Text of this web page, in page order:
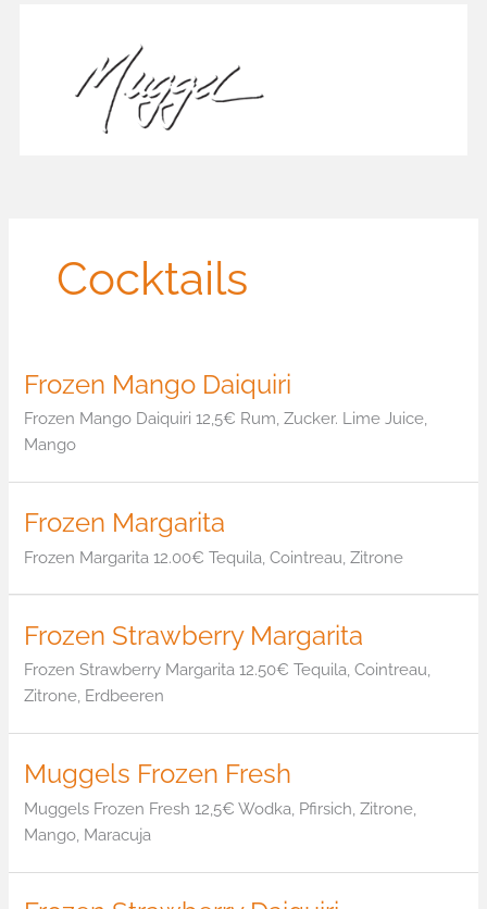
Cocktails
Frozen Mango Daiquiri
Frozen Mango Daiquiri 12,5€ Rum, Zucker. Lime Juice,
Mango
Frozen Margarita
Frozen Margarita 12.00€ Tequila, Cointreau, Zitrone
Frozen Strawberry Margarita
Frozen Strawberry Margarita 12.50€ Tequila, Cointreau,
Zitrone, Erdbeeren
Muggels Frozen Fresh
Muggels Frozen Fresh 12,5€ Wodka, Pfirsich, Zitrone,
Mango, Maracuja